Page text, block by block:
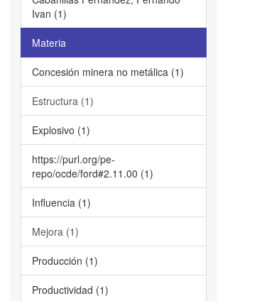
Ivan (1)
Materia
Concesión minera no metálica (1)
Estructura (1)
Explosivo (1)
https://purl.org/pe-
repo/ocde/ford#2.11.00 (1)
Influencia (1)
Mejora (1)
Producción (1)
Productividad (1)